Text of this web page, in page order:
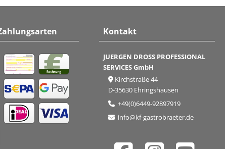
Kontakt
JUERGEN DROSS PROFESSIONAL
SERVICES GmbH
Kirchstraße 44
D-35630 Ehringshausen
+49(0)6449-92897919
info@kf-gastrobraeter.de